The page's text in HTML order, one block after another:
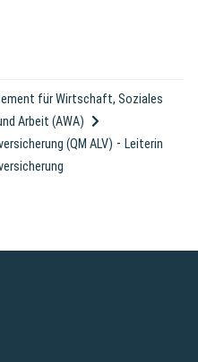
für Wirtschaft, Soziales
Arbeit (AWA)
(QM ALV) - Leiterin